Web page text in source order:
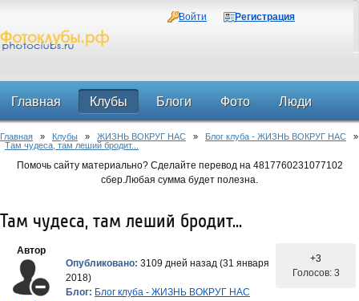
Войти Регистрация
Главная Клубы Блоги Фото Люди
Форум
Главная » Клубы » ЖИЗНЬ ВОКРУГ НАС » Блог клуба - ЖИЗНЬ ВОКРУГ НАС »
Там чудеса, там леший бродит...
Помочь сайту материально? Сделайте перевод на 4817760231077102
сбер.Любая сумма будет полезна.
Там чудеса, там леший бродит...
Автор
Опубликовано: 3109 дней назад (31 января
2018)
Блог: Блог клуба - ЖИЗНЬ ВОКРУГ НАС
+3
Голосов: 3